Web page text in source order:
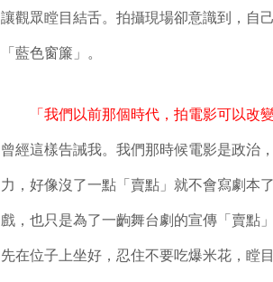
讓觀眾瞠目結舌。拍攝現場卻意識到，自
「藍色窗簾」。
「我們以前那個時代，拍電影可以改
曾經這樣告誡我。我們那時候電影是政治
力，好像沒了一點「賣點」就不會寫劇本
戲，也只是為了一齣舞台劇的宣傳「賣點
先在位子上坐好，忍住不要吃爆米花，瞠